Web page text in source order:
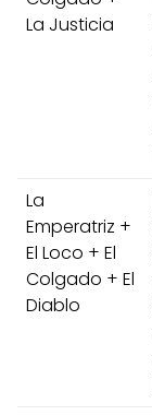
La Justicia
La
Emperatriz +
El Loco + El
Colgado + El
Diablo